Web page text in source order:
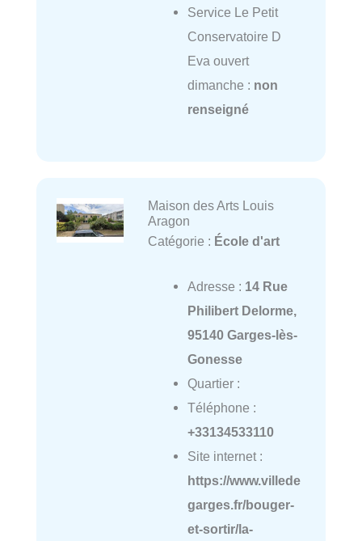
Service Le Petit
Conservatoire D
Eva ouvert
dimanche : non
renseigné
Maison des Arts Louis
Aragon
Catégorie : École d'art
Adresse : 14 Rue
Philibert Delorme,
95140 Garges-lès-
Gonesse
Quartier :
Téléphone :
+33134533110
Site internet :
https://www.villede
garges.fr/bouger-
et-sortir/la-